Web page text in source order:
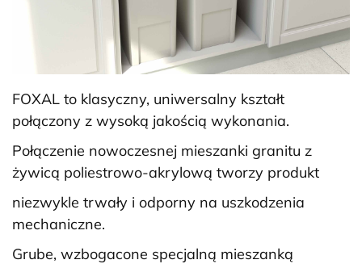
FOXAL to klasyczny, uniwersalny kształt
połączony z wysoką jakością wykonania.
Połączenie nowoczesnej mieszanki granitu z
żywicą poliestrowo-akrylową tworzy produkt
niezwykle trwały i odporny na uszkodzenia
mechaniczne.
Grube, wzbogacone specjalną mieszanką